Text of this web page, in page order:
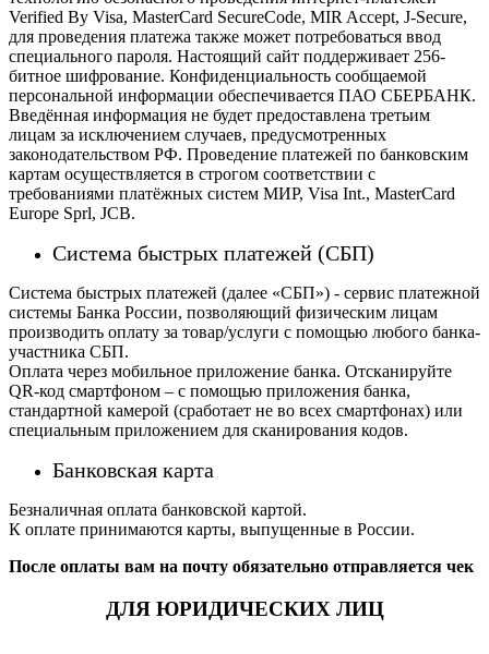
Verified By Visa, MasterCard SecureCode, MIR Accept, J-Secure,
для проведения платежа также может потребоваться ввод
специального пароля. Настоящий сайт поддерживает 256-
битное шифрование. Конфиденциальность сообщаемой
персональной информации обеспечивается ПАО СБЕРБАНК.
Введённая информация не будет предоставлена третьим
лицам за исключением случаев, предусмотренных
законодательством РФ. Проведение платежей по банковским
картам осуществляется в строгом соответствии с
требованиями платёжных систем МИР, Visa Int., MasterCard
Europe Sprl, JCB.
Система быстрых платежей (СБП)
Система быстрых платежей (далее «СБП») - сервис платежной
системы Банка России, позволяющий физическим лицам
производить оплату за товар/услуги с помощью любого банка-
участника СБП.
Оплата через мобильное приложение банка. Отсканируйте
QR-код смартфоном – с помощью приложения банка,
стандартной камерой (сработает не во всех смартфонах) или
специальным приложением для сканирования кодов.
Банковская карта
Безналичная оплата банковской картой.
К оплате принимаются карты, выпущенные в России.
После оплаты вам на почту обязательно отправляется чек
ДЛЯ ЮРИДИЧЕСКИХ ЛИЦ